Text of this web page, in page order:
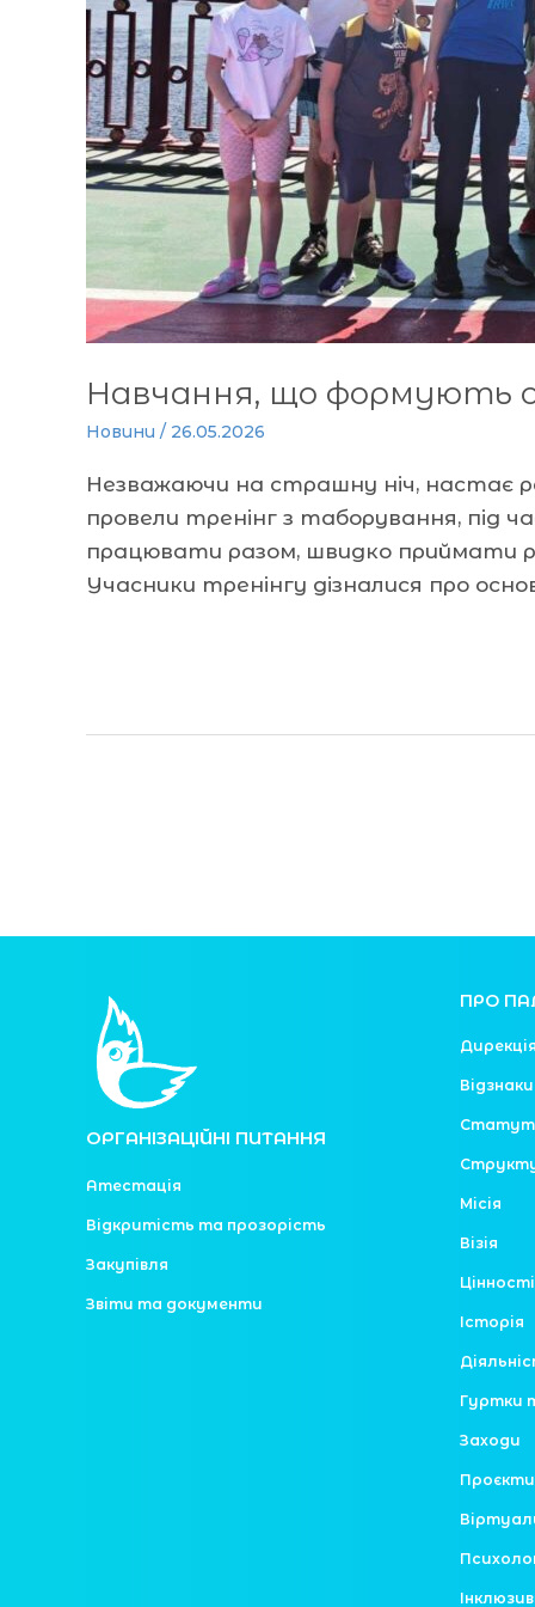
Навчання, що формують
Новини / 26.05.2026
Незважаючи на страшну ніч, настає
провели тренінг з таборування, під
працювати разом, швидко приймати
Учасники тренінгу дізналися про
ОРГАНІЗАЦІЙНІ ПИТАННЯ
Атестація
Відкритість та прозорість
Закупівля
Звіти та документи
ПРО
Дирекція
Відзнаки
Статут
Місія
Візія
Цінності
Історія
Гуртки
Заходи
Проєкти